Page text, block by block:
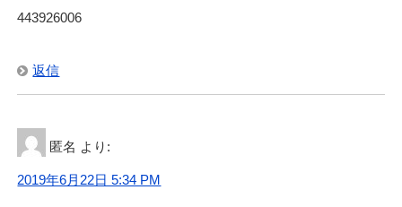
443926006
返信
匿名 より:
2019年6月22日 5:34 PM